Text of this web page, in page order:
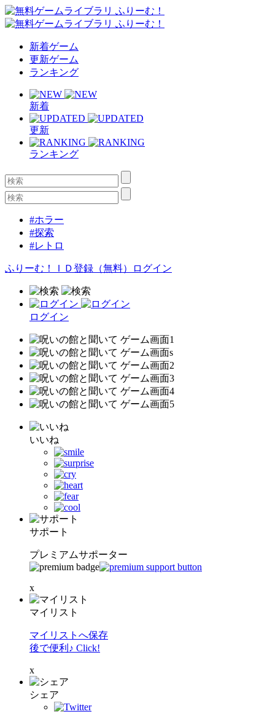
新着ゲーム
更新ゲーム
ランキング
新着
更新
ランキング
#ホラー
#探索
#レトロ
ふりーむ！ＩＤ登録（無料） ログイン
ログイン
いいね
サポート
プレミアムサポーター
x
マイリスト
マイリストへ保存
後で便利♪ Click!
x
シェア